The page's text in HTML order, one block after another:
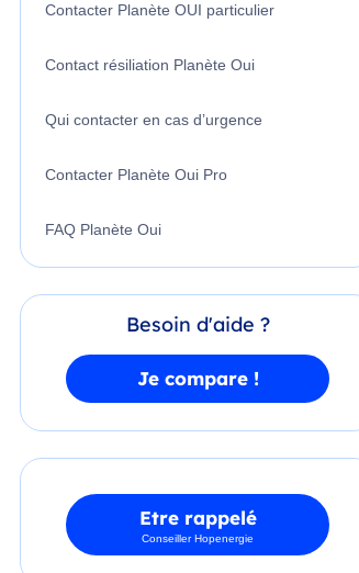
Contacter Planète OUI particulier
Contact résiliation Planète Oui
Qui contacter en cas d’urgence
Contacter Planète Oui Pro
FAQ Planète Oui
Besoin d'aide ?
Je compare !
Etre rappelé
Conseiller Hopenergie